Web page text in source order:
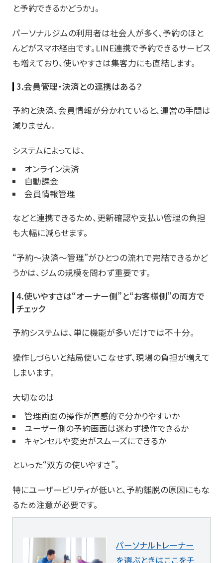
と予約できるかどうか」。
パーソナルジムの利用者は社会人が多く、予約のほと
んどがスマホ経由です。LINE連携で予約できるサービス
も増えており、使いやすさは集客力にも直結します。
3.会員管理・決済との連携はある？
予約と決済、会員情報が分かれていると、運営の手間は
減りません。
システムによっては、
オンライン決済
自動課金
会員情報管理
などと連携できるため、更新確認や支払い管理の負担
も大幅に減らせます。
“予約〜決済〜管理”がひとつの流れで完結できるかど
うかは、ジムの規模を問わず重要です。
4.使いやすさは“オーナー側”と“お客様側”の両方で
チェック
予約システムは、単に機能が多いだけでは不十分。
操作しづらいと結局使いこなせず、現場の負担が増えて
しまいます。
大切なのは
管理画面の操作が直感的で分かりやすいか
ユーザー側の予約画面は迷わず操作できるか
キャンセルや変更がスムーズにできるか
といった“双方の使いやすさ”。
特にユーザービリティが低いと、予約離脱の原因にもな
るため注意が必要です。
パーソナルトレーナー
を選ぶときはここをチ